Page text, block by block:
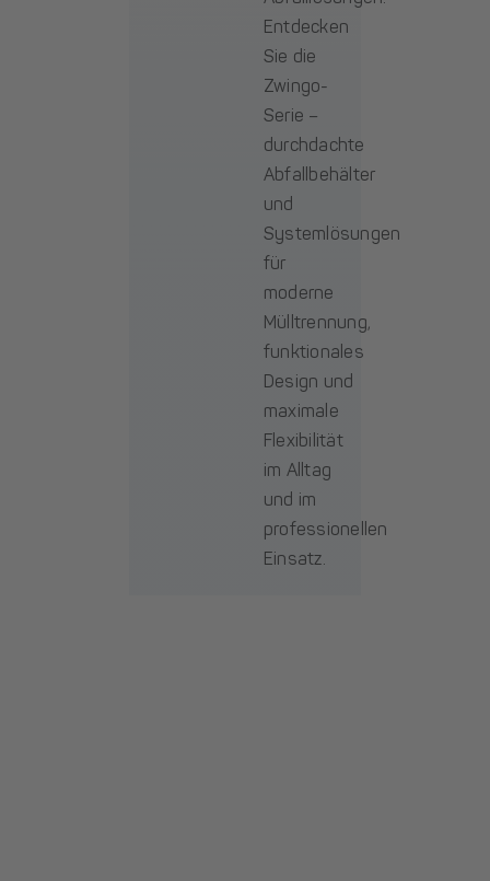
Entdecken
Sie die
Zwingo-
Serie –
durchdachte
Abfallbehälter
und
Systemlösungen
für
moderne
Mülltrennung,
funktionales
Design und
maximale
Flexibilität
im Alltag
und im
professionellen
Einsatz.